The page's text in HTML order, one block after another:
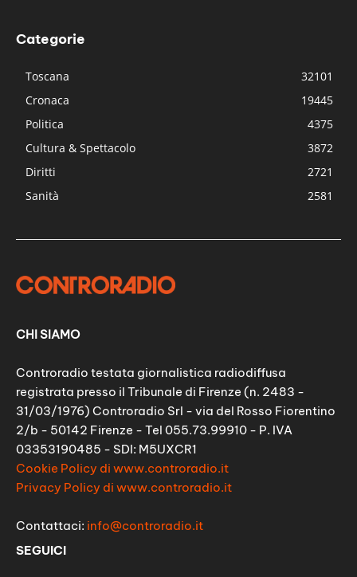
Categorie
Toscana
32101
Cronaca
19445
Politica
4375
Cultura & Spettacolo
3872
Diritti
2721
Sanità
2581
CHI SIAMO
Controradio testata giornalistica radiodiffusa
registrata presso il Tribunale di Firenze (n. 2483 -
31/03/1976) Controradio Srl - via del Rosso Fiorentino
2/b - 50142 Firenze - Tel 055.73.99910 - P. IVA
03353190485 - SDI: M5UXCR1
Cookie Policy di www.controradio.it
Privacy Policy di www.controradio.it
Contattaci: info@controradio.it
SEGUICI